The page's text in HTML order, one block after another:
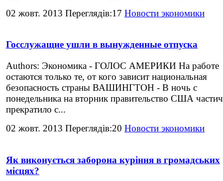
02 жовт. 2013 Переглядів:17 Новости экономики
Госслужащие ушли в вынужденные отпуска
Authors: Экономика - ГОЛОС АМЕРИКИ На работе
остаются только те, от кого зависит национальная
безопасность страны ВАШИНГТОН - В ночь с
понедельника на вторник правительство США
прекратило с...
02 жовт. 2013 Переглядів:20 Новости экономики
Як виконується заборона куріння в громадських
місцях?